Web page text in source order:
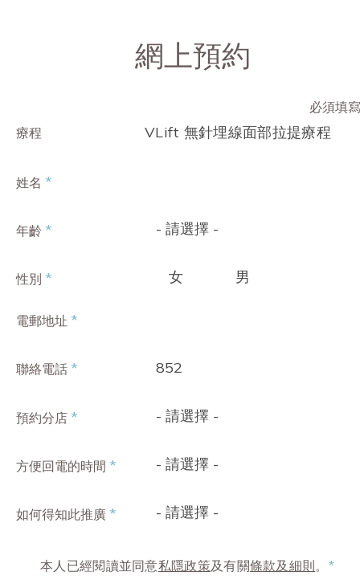
網上預約
必須填
療程
VLift 無針埋線面部拉提療程
姓名 *
年齡 * - 請選擇 -
性別 * 女 男
電郵地址 *
聯絡電話 * 852
預約分店 * - 請選擇 -
方便回電的時間 * - 請選擇 -
如何得知此推廣 * - 請選擇 -
本人已經閱讀並同意私隱政策及有關條款及細則。 *